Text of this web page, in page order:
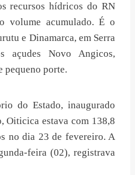
recursos hídricos do RN
volume acumulado. É o
e Dinamarca, em Serra
açudes Novo Angicos,
pequeno porte.
do Estado, inaugurado
Oiticica estava com 138,8
no dia 23 de fevereiro. A
feira (02), registrava